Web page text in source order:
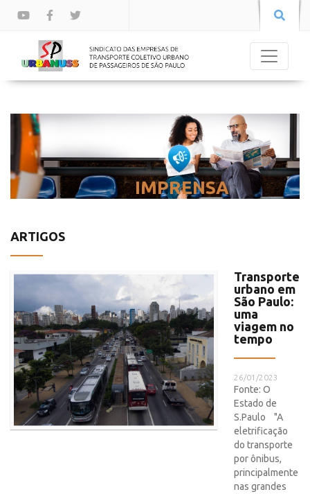
IMPRENSA
ARTIGOS
Transporte
urbano em
São Paulo:
uma
viagem no
tempo
26/01/2023
Fonte: O
Estado de
S.Paulo "A
eletrificação
do transporte
por ônibus,
principalmente
nas grandes